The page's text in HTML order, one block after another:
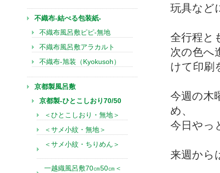
玩具など
全行程と
次の色へ
けて印刷
今週の木
め、
今日やっ
来週から
不織布-結べる包装紙-
不織布風呂敷ピピ-無地
不織布風呂敷アラカルト
不織布-旭装（Kyokusoh）
京都製風呂敷
京都製-ひとこしおり70/50
＜ひとこしおり・無地＞
＜サメ小紋・無地＞
＜サメ小紋・ちりめん＞
一越織風呂敷70㎝50㎝＜